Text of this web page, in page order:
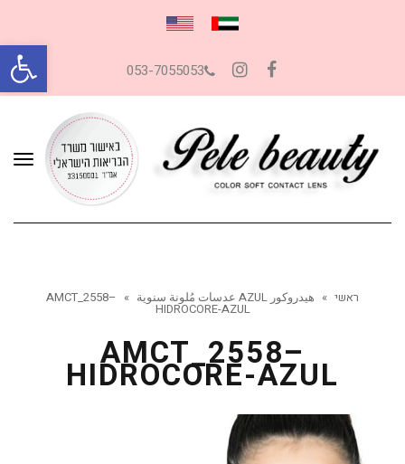
פתח 053-7055053
ראשי » هيدروكور AZUL عدسات مُلونة سنوية »
AMCT_2558–
HIDROCORE-AZUL
AMCT_2558–
HIDROCORE-AZUL